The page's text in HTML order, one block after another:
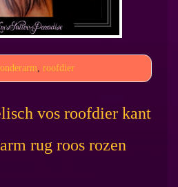
onderarm roofdier
vos roofdier kant
rug roos rozen